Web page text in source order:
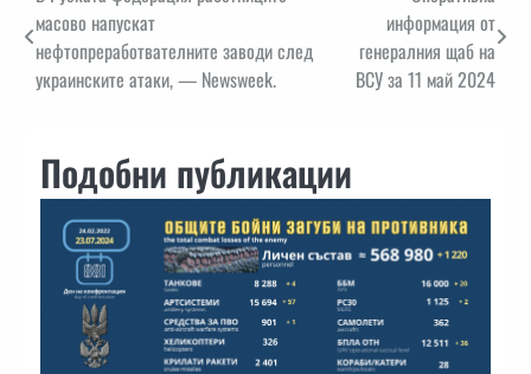
масово напускат
нефтопреработвателните заводи след
украинските атаки, — Newsweek.
информация от
генералния щаб на
ВСУ за 11 май 2024
Подобни публикации